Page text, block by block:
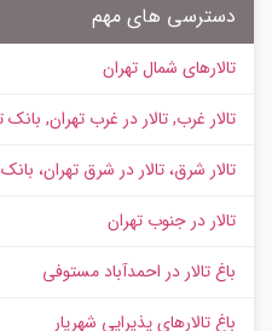
دسترسی های مهم
تالارهای شمال تهران
تالار غرب, تالار در غرب تهران, بانک
تالار شرق، تالار در شرق تهران، بانک
تالار در جنوب تهران
باغ تالار در احمدآباد مستوفی
باغ تالارهای پذیرایی شهریار